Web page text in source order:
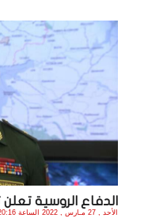
الدفاع الروسية
الأحد , 27 مـارس , 2022 الساعة 7:20:16 PM